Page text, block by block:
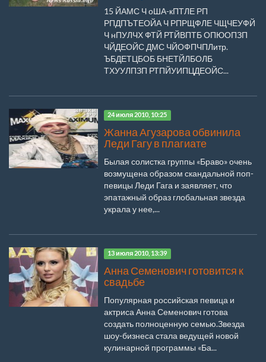
15 ЙАМС Ч оША-кПТЛЕ РП
РПДПЪТЕОЙА Ч РПРЩФЛЕ ЧЩЧЕУФЙ
Ч нПУЛЧХ ФТЙ РТЙВПТБ ОПЮОПЗП
ЧЙДЕОЙС ДМС ЧЙОФПЧПЛитр.
ЪБДЕТЦБОБ БНЕТЙЛБОЛБ
ТХУУЛПЗП РТПЙУИПЦДЕОЙС...
24 июля 2010, 10:25
Жанна Агузарова обвинила
Леди Гагу в плагиате
Былая солистка группы «Браво» очень
возмущена образом скандальной поп-
певицы Леди Гага и заявляет, что
эпатажный образ глобальная звезда
украла у нее,...
13 июля 2010, 13:39
Анна Семенович готовится к
свадьбе
Популярная российская певица и
актриса Анна Семенович готова
создать полноценную семью.Звезда
шоу-бизнеса стала ведущей новой
кулинарной программы «Ба...